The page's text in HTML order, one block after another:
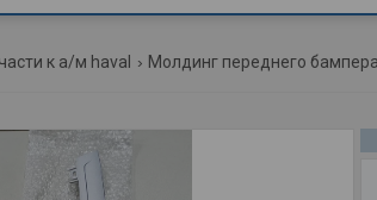
к а/м haval Молдинг переднего